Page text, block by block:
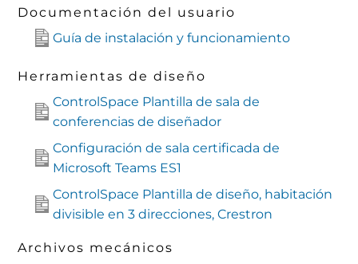
Documentación del usuario
Guía de instalación y funcionamiento
Herramientas de diseño
ControlSpace Plantilla de sala de
conferencias de diseñador
Configuración de sala certificada de
Microsoft Teams ES1
ControlSpace Plantilla de diseño, habitación
divisible en 3 direcciones, Crestron
Archivos mecánicos